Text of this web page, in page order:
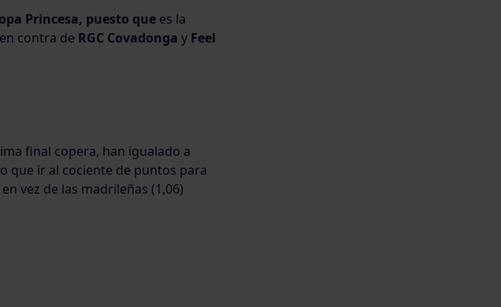
Princesa, puesto que es la
contra de RGC Covadonga y Feel
final copera, han igualado a
que ir al cociente de puntos para
vez de las madrileñas (1,06)